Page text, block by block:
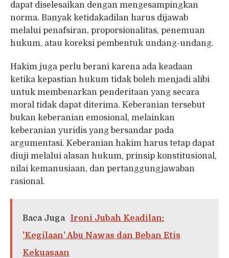
dapat diselesaikan dengan mengesampingkan
norma. Banyak ketidakadilan harus dijawab
melalui penafsiran, proporsionalitas, penemuan
hukum, atau koreksi pembentuk undang-undang.
Hakim juga perlu berani karena ada keadaan
ketika kepastian hukum tidak boleh menjadi alibi
untuk membenarkan penderitaan yang secara
moral tidak dapat diterima. Keberanian tersebut
bukan keberanian emosional, melainkan
keberanian yuridis yang bersandar pada
argumentasi. Keberanian hakim harus tetap dapat
diuji melalui alasan hukum, prinsip konstitusional,
nilai kemanusiaan, dan pertanggungjawaban
rasional.
Baca Juga
Ironi Jubah Keadilan:
'Kegilaan' Abu Nawas dan Beban Etis
Kekuasaan